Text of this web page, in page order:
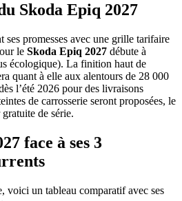
Skoda Epiq 2027
ses promesses avec une grille tarifaire
le Skoda Epiq 2027 débute à
écologique). La finition haut de
quant à elle aux alentours de 28 000
l’été 2026 pour des livraisons
de carrosserie seront proposées, le
de série.
face à ses 3
voici un tableau comparatif avec ses